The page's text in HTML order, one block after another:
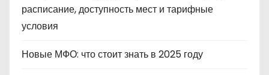
расписание, доступность мест и тарифные
условия
Новые МФО: что стоит знать в 2025 году